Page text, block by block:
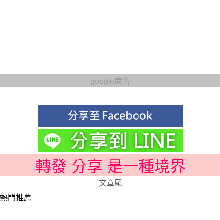
google廣告
轉發 分享 是一種境界
文章尾
熱門推薦